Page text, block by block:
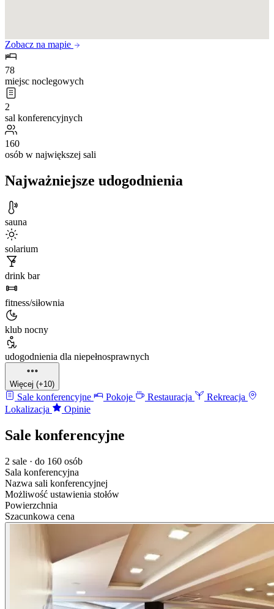
Zobacz na mapie
78
miejsc noclegowych
2
sal konferencyjnych
160
osób w największej sali
Najważniejsze udogodnienia
sauna
solarium
drink bar
fitness/siłownia
klub nocny
udogodnienia dla niepełnosprawnych
Więcej (+10)
Sale konferencyjne Pokoje Restauracja
Rekreacja
Lokalizacja
Opinie
Sale konferencyjne
2 sale · do 160 osób
Sala konferencyjna
Nazwa sali konferencyjnej
Możliwość ustawienia stołów
Powierzchnia
Szacunkowa cena